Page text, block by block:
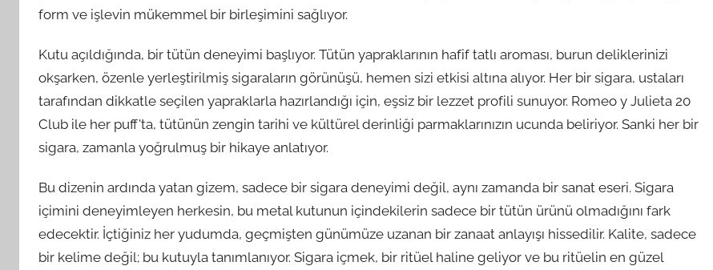
form ve işlevin mükemmel bir birleşimini sağlıyor.
Kutu açıldığında, bir tütün deneyimi başlıyor. Tütün yapraklarının hafif tatlı aroması, burun deliklerinizi
okşarken, özenle yerleştirilmiş sigaraların görünüşü, hemen sizi etkisi altına alıyor. Her bir sigara, ustaları
tarafından dikkatle seçilen yapraklarla hazırlandığı için, eşsiz bir lezzet profili sunuyor. Romeo y Julieta 20
Club ile her puff'ta, tütünün zengin tarihi ve kültürel derinliği parmaklarınızın ucunda beliriyor. Sanki her bir
sigara, zamanla yoğrulmuş bir hikaye anlatıyor.
Bu dizenin ardında yatan gizem, sadece bir sigara deneyimi değil, aynı zamanda bir sanat eseri. Sigara
içimini deneyimleyen herkesin, bu metal kutunun içindekilerin sadece bir tütün ürünü olmadığını fark
edecektir. İçtiğiniz her yudumda, geçmişten günümüze uzanan bir zanaat anlayışı hissedilir. Kalite, sadece
bir kelime değil; bu kutuyla tanımlanıyor. Sigara içmek, bir ritüel haline geliyor ve bu ritüelin en güzel